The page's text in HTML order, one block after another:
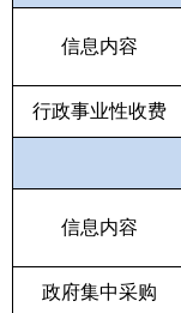
信息内容
行政事业性收费
信息内容
政府集中采购